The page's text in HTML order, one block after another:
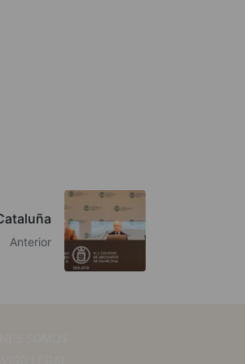
Anterior